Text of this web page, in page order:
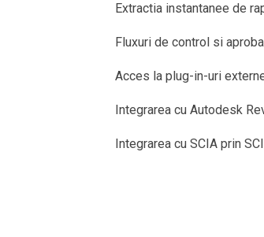
Extractia instantanee de
Fluxuri de control si
Acces la plug-in-uri
Integrarea cu Autodesk
Integrarea cu SCIA prin